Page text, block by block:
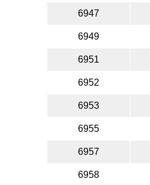
6947
6949
6951
6952
6953
6955
6957
6958